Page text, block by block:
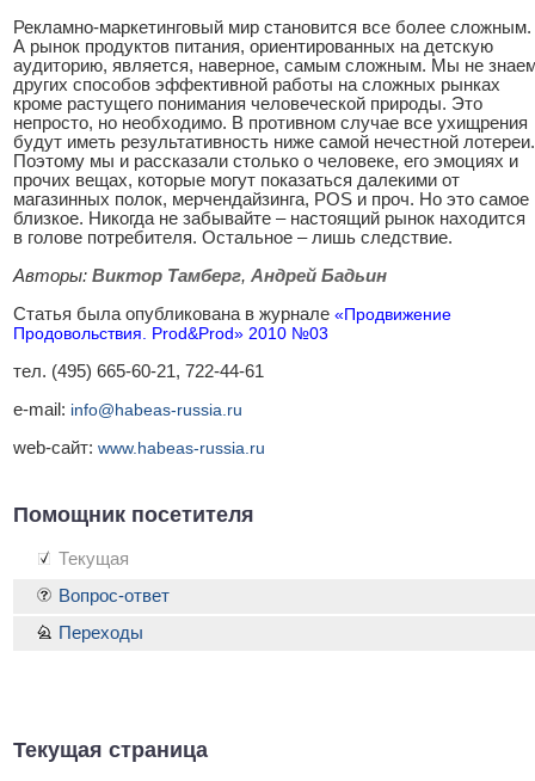
Рекламно-маркетинговый мир становится все более сложным.
А рынок продуктов питания, ориентированных на детскую
аудиторию, является, наверное, самым сложным. Мы не
других способов эффективной работы на сложных рынках
кроме растущего понимания человеческой природы. Это
непросто, но необходимо. В противном случае все ухищрения
будут иметь результативность ниже самой нечестной лотереи.
Поэтому мы и рассказали столько о человеке, его эмоциях и
прочих вещах, которые могут показаться далекими от
магазинных полок, мерчендайзинга, POS и проч. Но это самое
близкое. Никогда не забывайте – настоящий рынок находится
в голове потребителя. Остальное – лишь следствие.
Авторы: Виктор Тамберг, Андрей Бадьин
Статья была опубликована в журнале «Продвижение
Продовольствия. Prod&Prod» 2010 №03
тел. (495) 665-60-21, 722-44-61
e-mail: info@habeas-russia.ru
web-сайт: www.habeas-russia.ru
Помощник посетителя
Текущая
Текущая страница
Вопрос-ответ
Переходы